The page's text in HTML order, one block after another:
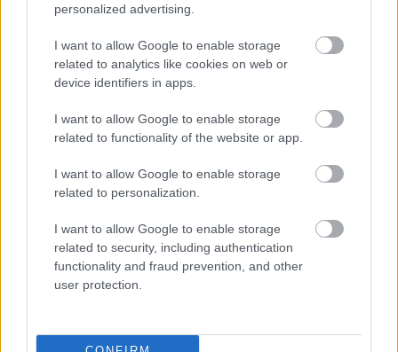
personalized advertising.
I want to allow Google to enable storage
related to analytics like cookies on web or
device identifiers in apps.
I want to allow Google to enable storage
related to functionality of the website or app.
I want to allow Google to enable storage
related to personalization.
I want to allow Google to enable storage
related to security, including authentication
functionality and fraud prevention, and other
user protection.
"Csak engedjenek át a határon,
jövünk!"
mtothorsi 2020. július 13.
Augusztus 21. és 29. között, a tervezett és már
meghirdetett versenyprogrammal, magas művészi